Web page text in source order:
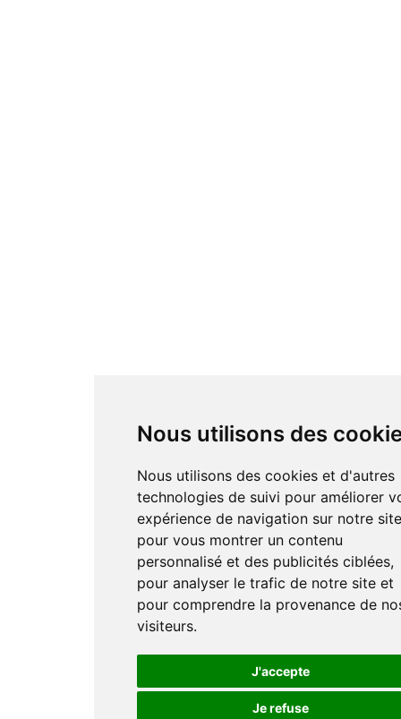
Nous utilisons des
Nous utilisons des cookies et d'autres
technologies de suivi pour améliorer
expérience de navigation sur notre
pour vous montrer un contenu
personnalisé et des publicités ciblées,
pour analyser le trafic de notre site et
pour comprendre la provenance de
visiteurs.
J'accepte
Je refuse